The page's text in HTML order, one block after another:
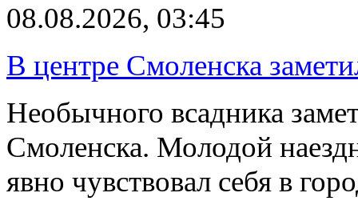
08.08.2026, 03:45
В центре Смоленска
Необычного всадника
Смоленска. Молодой
явно чувствовал себя в